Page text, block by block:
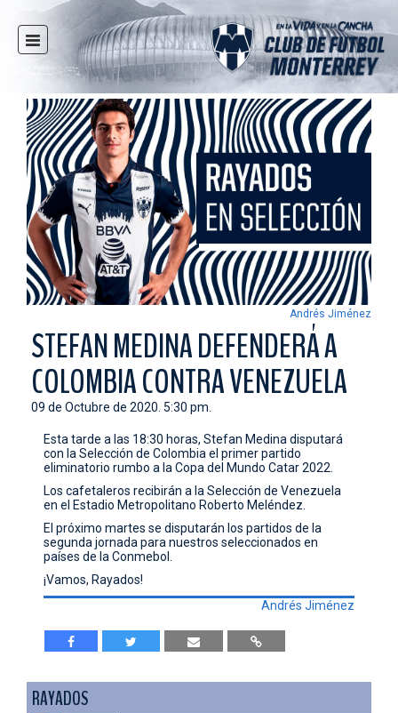
INICIO
NOTICIAS
CLUB
MULTIMEDIA
RAYADOS
RAYADAS
FUERZAS BÁSICAS
RESPONSABILIDAD SOCIAL
TAQUILLA
TIENDA
ESTADIO
PRENSA
Andrés Jiménez
STEFAN MEDINA DEFENDERÁ A
COLOMBIA CONTRA VENEZUELA
09 de Octubre de 2020. 5:30 pm.
Esta tarde a las 18:30 horas, Stefan Medina disputará
con la Selección de Colombia el primer partido
eliminatorio rumbo a la Copa del Mundo Catar 2022.
Los cafetaleros recibirán a la Selección de Venezuela
en el Estadio Metropolitano Roberto Meléndez.
El próximo martes se disputarán los partidos de la
segunda jornada para nuestros seleccionados en
países de la Conmebol.
¡Vamos, Rayados!
Andrés Jiménez
RAYADOS